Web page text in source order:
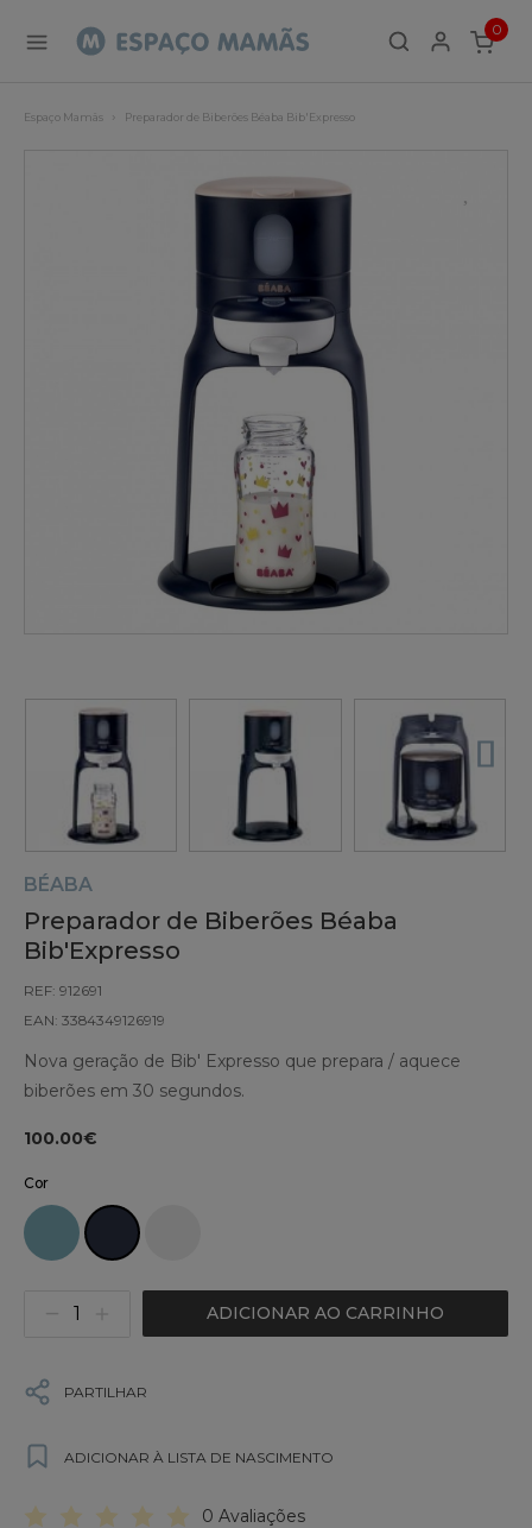
0
ITEMS
Espaço Mamãs Preparador de Biberões Béaba Bib'Expresso
BÉABA
Preparador de Biberões Béaba
Bib'Expresso
REF: 912691
EAN: 3384349126919
Nova geração de Bib' Expresso que prepara / aquece
biberões em 30 segundos.
100.00€
Cor
ADICIONAR AO CARRINHO
PARTILHAR
ADICIONAR À LISTA DE NASCIMENTO
0 Avaliações